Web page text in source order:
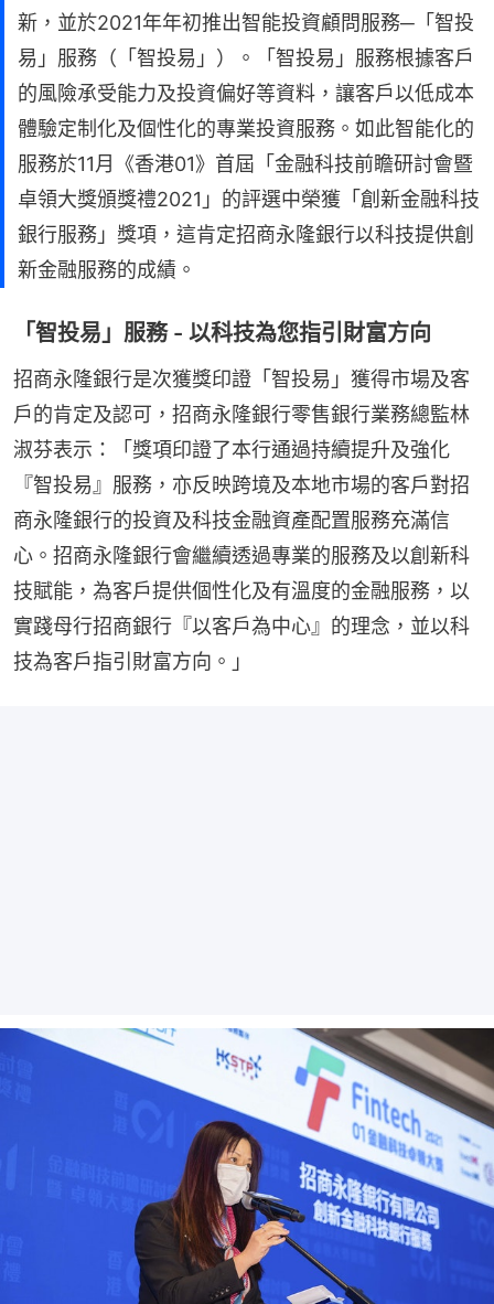
新，並於2021年年初推出智能投資顧問服務─「智投
易」服務（「智投易」）。「智投易」服務根據客戶
的風險承受能力及投資偏好等資料，讓客戶以低成本
體驗定制化及個性化的專業投資服務。如此智能化的
服務於11月《香港01》首屆「金融科技前瞻研討會暨
卓領大獎頒獎禮2021」的評選中榮獲「創新金融科技
銀行服務」獎項，這肯定招商永隆銀行以科技提供創
新金融服務的成績。
「智投易」服務 - 以科技為您指引財富方向
招商永隆銀行是次獲獎印證「智投易」獲得市場及客
戶的肯定及認可，招商永隆銀行零售銀行業務總監林
淑芬表示：「獎項印證了本行通過持續提升及強化
『智投易』服務，亦反映跨境及本地市場的客戶對招
商永隆銀行的投資及科技金融資產配置服務充滿信
心。招商永隆銀行會繼續透過專業的服務及以創新科
技賦能，為客戶提供個性化及有溫度的金融服務，以
實踐母行招商銀行『以客戶為中心』的理念，並以科
技為客戶指引財富方向。」